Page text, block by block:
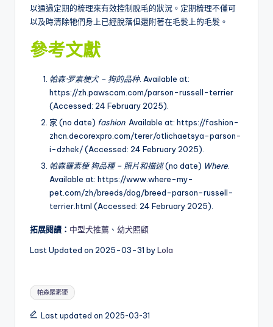
以通過定期的梳理來有效控制脫毛的狀況。定期梳理不僅可
以及時清除牠們身上已經脫落但還附著在毛髮上的毛髮。
參考文獻
帕森·罗素梗犬 – 狗的品种. Available at:
https://zh.pawscam.com/parson-russell-terrier
(Accessed: 24 February 2025).
家 (no date) fashion. Available at: https://fashion-
zhcn.decorexpro.com/terer/otlichaetsya-parson-
i-dzhek/ (Accessed: 24 February 2025).
帕森羅素梗 狗品種 – 照片和描述(no date) Where
Available at: https://www.where-my-
pet.com/zh/breeds/dog/breed-parson-russell-
terrier.html (Accessed: 24 February 2025).
拓展閱讀： 中型犬推薦 、 幼犬照顧
Last Updated on 2025-03-31 byLola
Tags:
帕森羅素㹴
Last updated on 2025-03-31